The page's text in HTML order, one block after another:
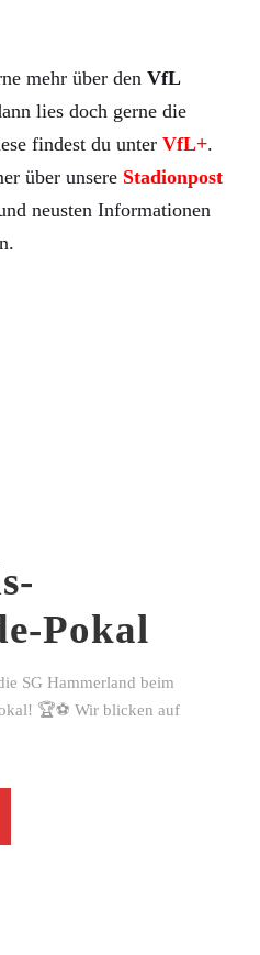
mehr über den VfL
lies doch gerne die
findest du unter VfL+.
über unsere Stadionpost
neusten Informationen
Pokal
SG Hammerland beim
🏆⚽ Wir blicken auf